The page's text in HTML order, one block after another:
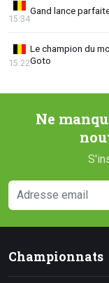
Gand lance
15:34
Le champion du
Goto
15:22
Ne
Championnats